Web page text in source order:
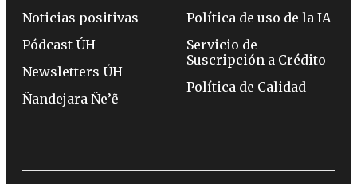
Noticias positivas
Pódcast ÚH
Newsletters ÚH
Ñandejara Ñe’ẽ
Política de uso de la IA
Servicio de
Suscripción a Crédito
Política de Calidad